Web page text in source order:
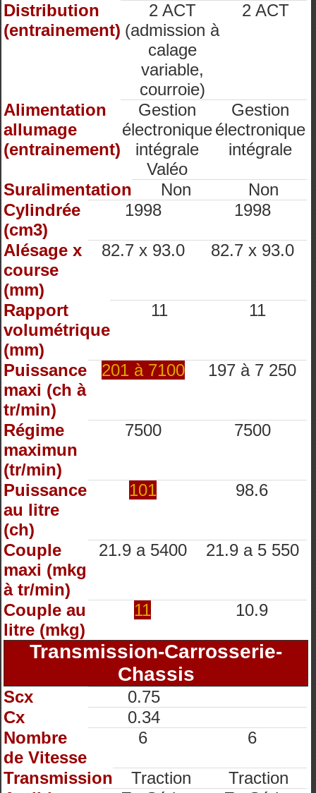
Distribution
(entrainement)
2 ACT
(admission à
calage
variable,
courroie)
2 ACT
Alimentation
allumage
(entrainement)
Gestion
électronique
intégrale
Valéo
Gestion
électronique
intégrale
Suralimentation Non
Non
Cylindrée
(cm3)
1998 1998
Alésage x
course
(mm)
82.7 x 93.0 82.7 x 93.0
Rapport
volumétrique
(mm)
11 11
Puissance
maxi (ch à
tr/min)
201 à 7100 197 à 7 250
Régime
maximun
(tr/min)
7500 7500
Puissance
au litre
(ch)
101 98.6
Couple
maxi (mkg
à tr/min)
21.9 a 5400 21.9 a 5 550
Couple au
litre (mkg)
11 10.9
Transmission-Carrosserie-
Chassis
Scx
0.75
Cx
0.34
Nombre
de Vitesse
6 6
Transmission Traction
Traction